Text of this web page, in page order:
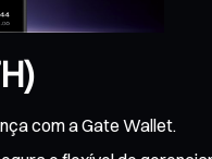
com a Gate Wallet.